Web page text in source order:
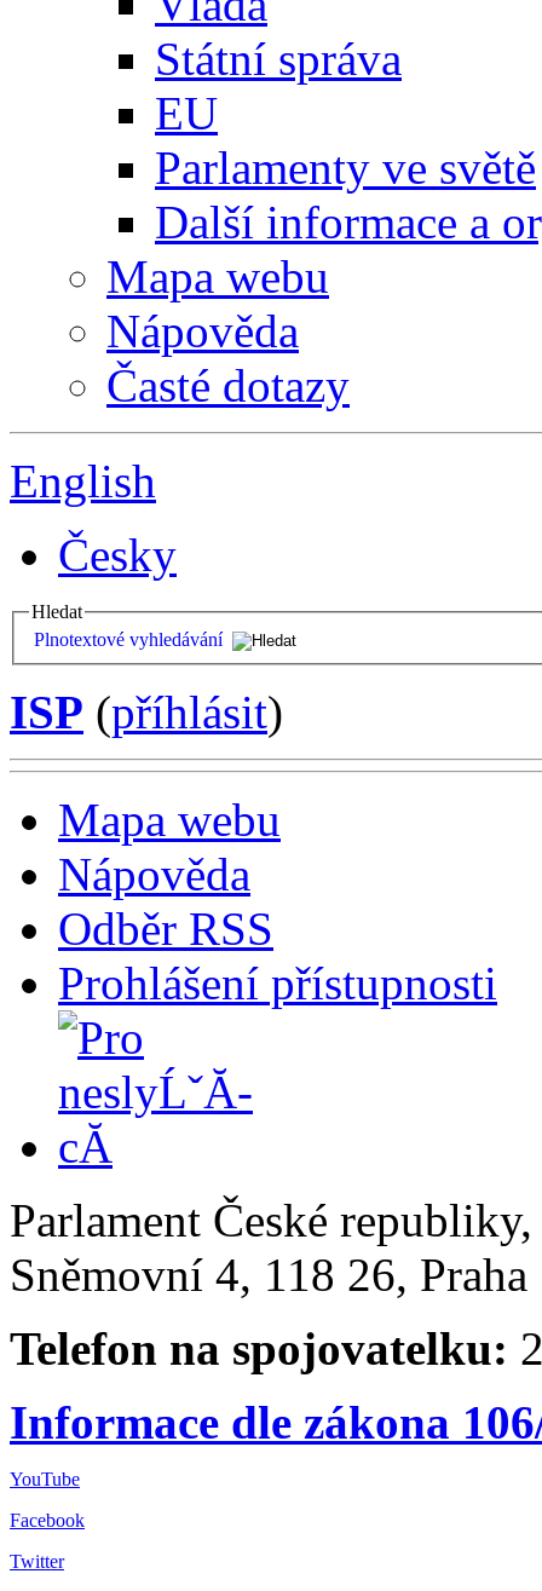
Státní správa
EU
Parlamenty ve světě
Další informace a
Mapa webu
Nápověda
Časté dotazy
English
Česky
Hledat
Plnotextové vyhledávání
ISP (příhlásit)
Mapa webu
Nápověda
Odběr RSS
Prohlášení přístupnosti
Parlament České
Sněmovní 4, 118 26,
Telefon na spojovatelku:
Informace dle zákona
YouTube
Facebook
Twitter